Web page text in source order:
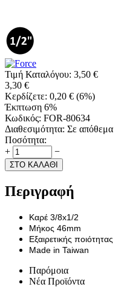
Τιμή Καταλόγου: 3,50 €
3,30 €
Κερδίζετε: 0,20 € (6%)
Έκπτωση 6%
Κωδικός: FOR-80634
Διαθεσιμότητα: Σε απόθεμα
Ποσότητα:
+
−
ΣΤΟ ΚΑΛΑΘΙ
Περιγραφή
Καρέ 3/8x1/2
Μήκος 46mm
Εξαιρετικής ποιότητας
Made in Taiwan
Παρόμοια
Νέα Προϊόντα